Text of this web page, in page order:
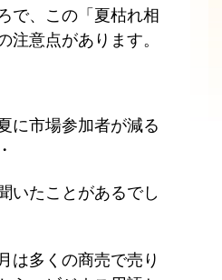
で、この「夏枯れ相
注意点があります。
に市場参加者が減る
いたことがあるでし
は多くの商売で売り